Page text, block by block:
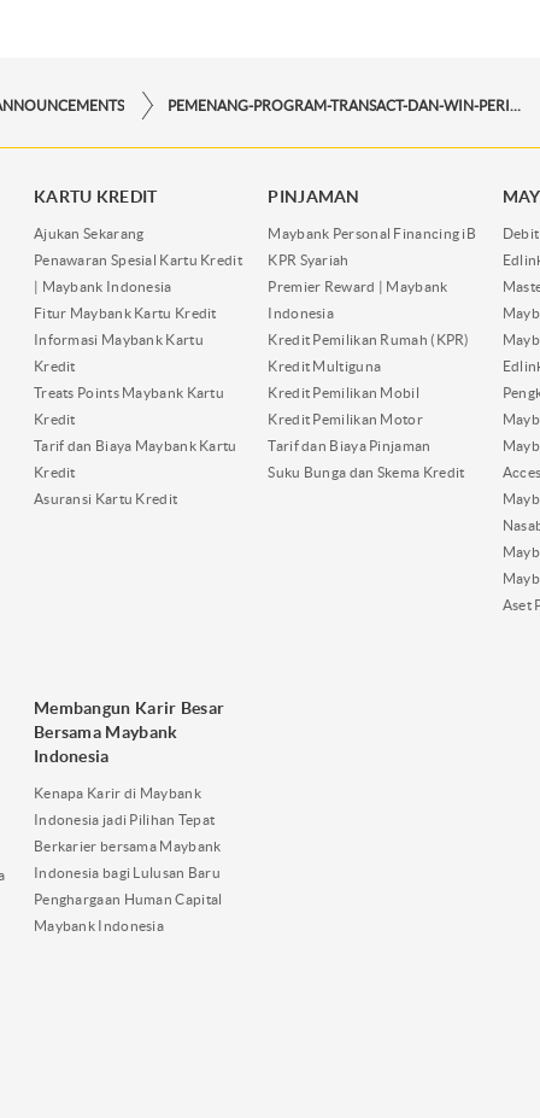
KARTU KREDIT
Ajukan Sekarang
Penawaran Spesial Kartu Kredit
| Maybank Indonesia
Fitur Maybank Kartu Kredit
Informasi Maybank Kartu
Kredit
Treats Points Maybank Kartu
Kredit
Tarif dan Biaya Maybank Kartu
Kredit
Asuransi Kartu Kredit
PINJAMAN
Maybank Personal Financing iB
KPR Syariah
Premier Reward | Maybank
Indonesia
Kredit Pemilikan Rumah (KPR)
Kredit Multiguna
Kredit Pemilikan Mobil
Kredit Pemilikan Motor
Tarif dan Biaya Pinjaman
Suku Bunga dan Skema Kredit
Aset
Membangun Karir Besar
Bersama Maybank
Indonesia
Kenapa Karir di Maybank
Indonesia jadi Pilihan Tepat
Berkarier bersama Maybank
Indonesia bagi Lulusan Baru
Penghargaan Human Capital
Maybank Indonesia